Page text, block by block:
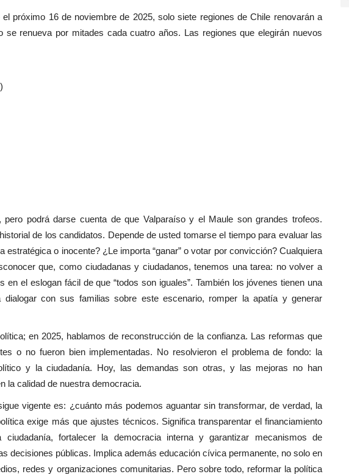
próximo 16 de noviembre de 2025, solo siete regiones de Chile renovarán a
se renueva por mitades cada cuatro años. Las regiones que elegirán nuevos
pero podrá darse cuenta de que Valparaíso y el Maule son grandes trofeos.
de los candidatos. Depende de usted tomarse el tiempo para evaluar las
estratégica o inocente? ¿Le importa “ganar” o votar por convicción? Cualquiera
que, como ciudadanas y ciudadanos, tenemos una tarea: no volver a
en el eslogan fácil de que “todos son iguales”. También los jóvenes tienen una
dialogar con sus familias sobre este escenario, romper la apatía y generar
en 2025, hablamos de reconstrucción de la confianza. Las reformas que
o no fueron bien implementadas. No resolvieron el problema de fondo: la
y la ciudadanía. Hoy, las demandas son otras, y las mejoras no han
la calidad de nuestra democracia.
vigente es: ¿cuánto más podemos aguantar sin transformar, de verdad, la
exige más que ajustes técnicos. Significa transparentar el financiamiento
fortalecer la democracia interna y garantizar mecanismos de
decisiones públicas. Implica además educación cívica permanente, no solo en
redes y organizaciones comunitarias. Pero sobre todo, reformar la política